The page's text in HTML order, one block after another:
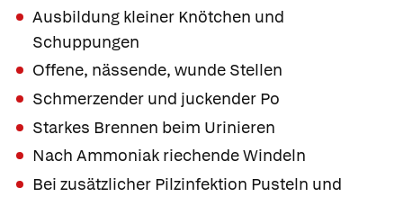
Ausbildung kleiner Knötchen und
Schuppungen
Offene, nässende, wunde Stellen
Schmerzender und juckender Po
Starkes Brennen beim Urinieren
Nach Ammoniak riechende Windeln
Bei zusätzlicher Pilzinfektion Pusteln und